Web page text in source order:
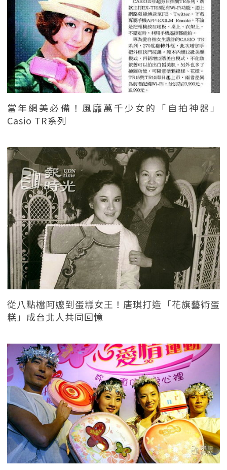
當年網美必備！風靡萬千少女的「自拍神器」
Casio TR系列
從八點檔阿嬤到蛋糕女王！唐琪打造「花旗藝術蛋
糕」成台北人共同回憶